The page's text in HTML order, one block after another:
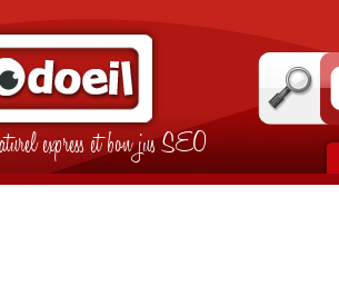
express et bon jus SEO